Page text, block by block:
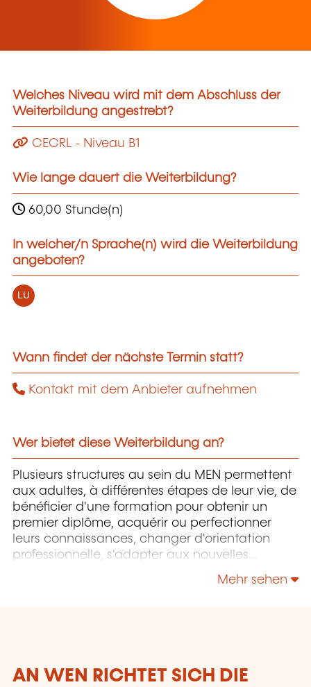
Welches Niveau wird mit dem Abschluss der
Weiterbildung angestrebt?
CECRL - Niveau B1
Wie lange dauert die Weiterbildung?
60,00 Stunde(n)
In welcher/n Sprache(n) wird die Weiterbildung
angeboten?
LU
Wann findet der nächste Termin statt?
Kontakt mit dem Anbieter aufnehmen
Wer bietet diese Weiterbildung an?
Plusieurs structures au sein du MEN permettent
aux adultes, à différentes étapes de leur vie, de
bénéficier d'une formation pour obtenir un
premier diplôme, acquérir ou perfectionner
leurs connaissances, changer d'orientation
professionnelle, s'adapter aux nouvelles
technologies, enrichir leur culture personnelle...
Mehr sehen
AN WEN RICHTET SICH DIE